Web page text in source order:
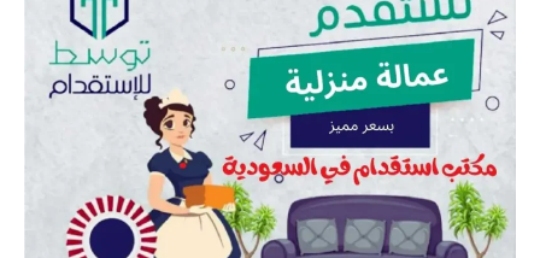
مكتب
استقدام
في
السعودية